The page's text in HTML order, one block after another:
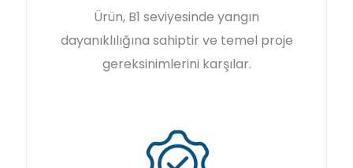
Ürün, B1 seviyesinde yangın
dayanıklılığına sahiptir ve temel proje
gereksinimlerini karşılar.